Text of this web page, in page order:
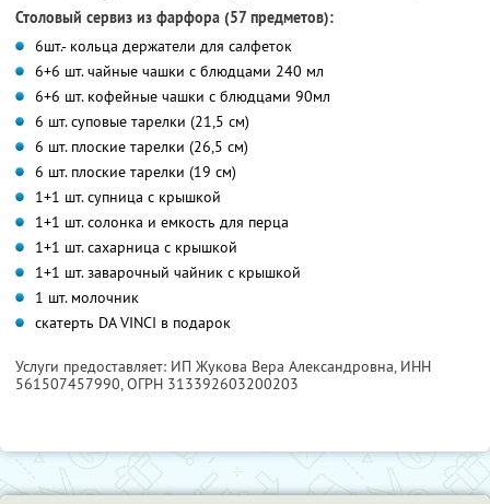
Столовый сервиз из фарфора (57 предметов):
6шт.- кольца держатели для салфеток
6+6 шт. чайные чашки с блюдцами 240 мл
6+6 шт. кофейные чашки с блюдцами 90мл
6 шт. суповые тарелки (21,5 см)
6 шт. плоские тарелки (26,5 см)
6 шт. плоские тарелки (19 см)
1+1 шт. супница с крышкой
1+1 шт. солонка и емкость для перца
1+1 шт. сахарница с крышкой
1+1 шт. заварочный чайник с крышкой
1 шт. молочник
скатерть DA VINCI в подарок
Услуги предоставляет: ИП Жукова Вера Александровна, ИНН
561507457990, ОГРН 313392603200203